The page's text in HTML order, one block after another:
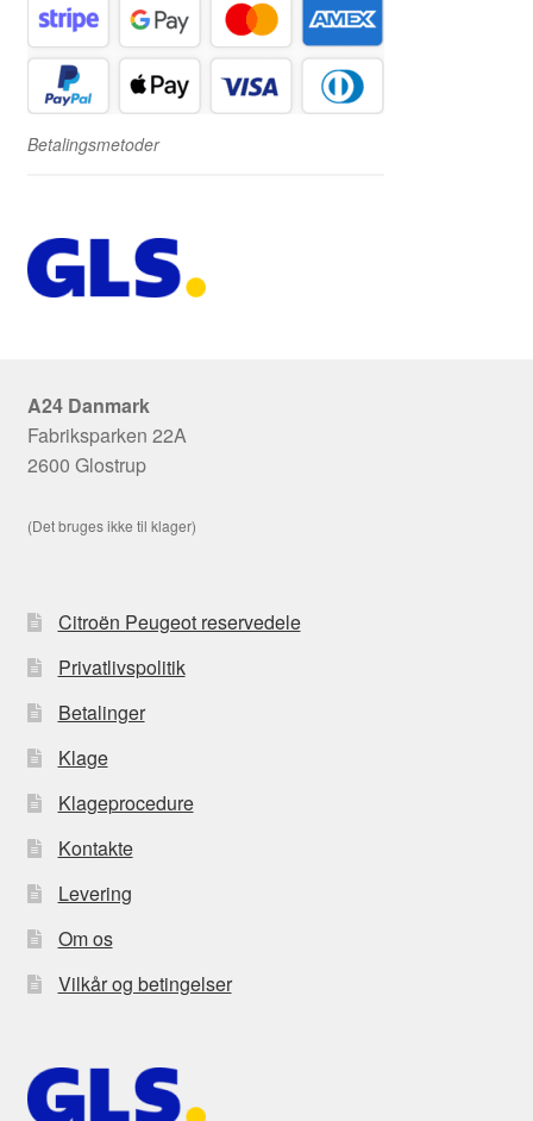
Betalingsmetoder
A24 Danmark
Fabriksparken 22A
2600 Glostrup
(Det bruges ikke til klager)
Citroën Peugeot reservedele
Privatlivspolitik
Betalinger
Klage
Klageprocedure
Kontakte
Levering
Om os
Vilkår og betingelser